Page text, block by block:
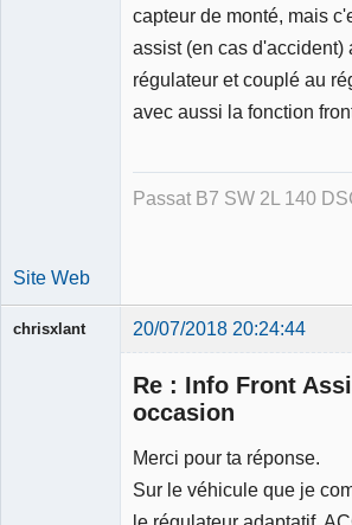
capteur de monté, mais
assist (en cas d'accident)
régulateur et couplé au
avec aussi la fonction
Passat B7 SW 2L 140
Site Web
chrisxlant 20/07/2018 20:24:44
Re : Info Front
occasion
Merci pour ta réponse.
Sur le véhicule que je